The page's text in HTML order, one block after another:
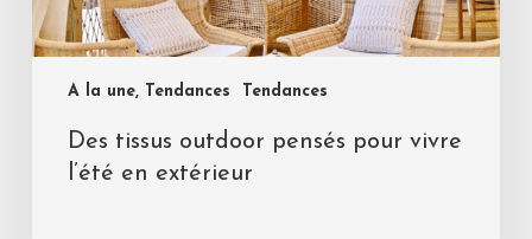
A la une, Tendances Tendances
Des tissus outdoor pensés pour vivre
l’été en extérieur